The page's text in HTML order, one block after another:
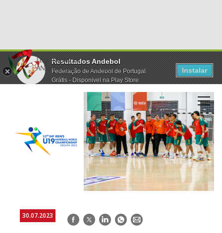
Resultados Andebol
Federação de Andebol de Portugal
Grátis - Disponivel na Play Store
Instalar
30.07.2023 Facebook
TwitterLinkedInWhatsApp
E-